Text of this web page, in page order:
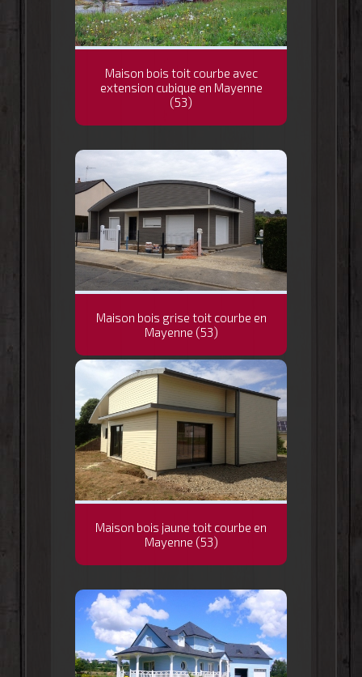
Maison bois toit courbe avec
extension cubique en Mayenne
(53)
Maison bois grise toit courbe en
Mayenne (53)
Maison bois jaune toit courbe en
Mayenne (53)